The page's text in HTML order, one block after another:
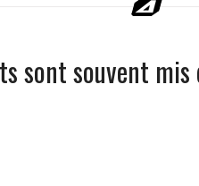
sont souvent